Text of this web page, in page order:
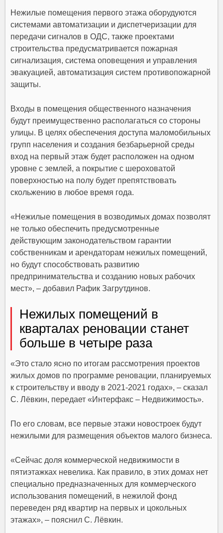
Нежилые помещения первого этажа оборудуются
системами автоматизации и диспетчеризации для
передачи сигналов в ОДС, также проектами
строительства предусматривается пожарная
сигнализация, система оповещения и управления
эвакуацией, автоматизация систем противопожарной
защиты.
Входы в помещения общественного назначения
будут преимущественно располагаться со стороны
улицы. В целях обеспечения доступа маломобильных
групп населения и создания безбарьерной среды
вход на первый этаж будет расположен на одном
уровне с землей, а покрытие с шероховатой
поверхностью на полу будет препятствовать
скольжению в любое время года.
«Нежилые помещения в возводимых домах позволят
не только обеспечить предусмотренные
действующим законодательством гарантии
собственникам и арендаторам нежилых помещений,
но будут способствовать развитию
предпринимательства и созданию новых рабочих
мест», – добавил Рафик Загрутдинов.
Нежилых помещений в
кварталах реновации станет
больше в четыре раза
«Это стало ясно по итогам рассмотрения проектов
жилых домов по программе реновации, планируемых
к строительству и вводу в 2021-2021 годах», – сказал
С. Лёвкин, передает «Интерфакс – Недвижимость».
По его словам, все первые этажи новостроек будут
нежилыми для размещения объектов малого бизнеса.
«Сейчас доля коммерческой недвижимости в
пятиэтажках невелика. Как правило, в этих домах нет
специально предназначенных для коммерческого
использования помещений, в нежилой фонд
переведен ряд квартир на первых и цокольных
этажах», – пояснилС. Лёвкин.